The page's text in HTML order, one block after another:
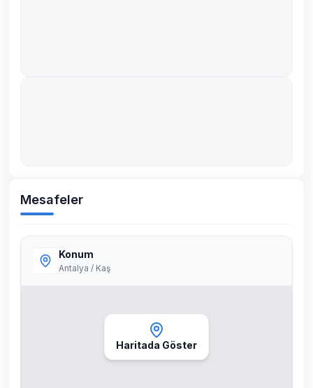
Mesafeler
Konum
Antalya / Kaş
Haritada Göster